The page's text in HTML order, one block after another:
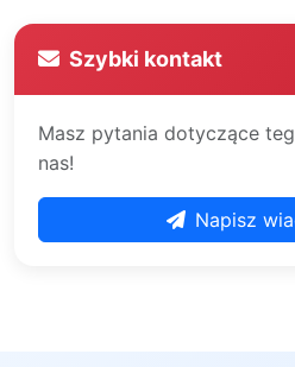
Szybki kontakt
Masz pytania dotyczące
nas!
Napisz